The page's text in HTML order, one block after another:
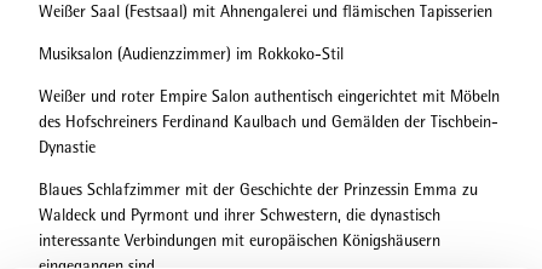
Weißer Saal (Festsaal) mit Ahnengalerei und flämischen Tapisserien
Musiksalon (Audienzzimmer) im Rokkoko-Stil
Weißer und roter Empire Salon authentisch eingerichtet mit Möbeln
des Hofschreiners Ferdinand Kaulbach und Gemälden der Tischbein-
Dynastie
Blaues Schlafzimmer mit der Geschichte der Prinzessin Emma zu
Waldeck und Pyrmont und ihrer Schwestern, die dynastisch
interessante Verbindungen mit europäischen Königshäusern